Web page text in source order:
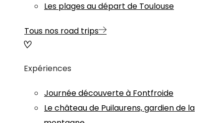
Les plages au départ de Toulouse
Tous nos road trips
Expériences
Journée découverte à Fontfroide
Le château de Puilaurens, gardien de la